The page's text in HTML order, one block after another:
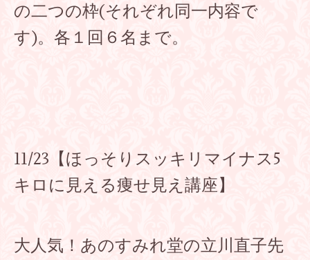
の二つの枠(それぞれ同一内容で
す)。各１回６名まで。
11/23【ほっそりスッキリマイナス5
キロに見える痩せ見え講座】
大人気！あのすみれ堂の立川直子先